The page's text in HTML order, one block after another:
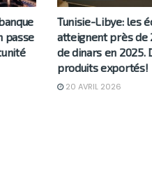
passe
Tunisie-Libye: les
atteignent près de
de dinars en 2025.
produits exportés!
20 AVRIL 2026